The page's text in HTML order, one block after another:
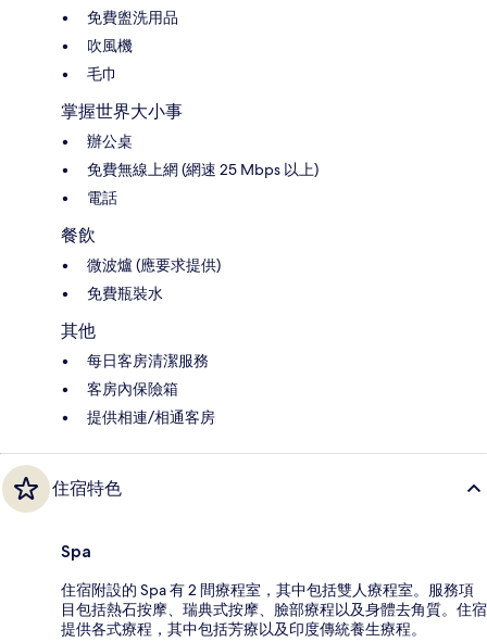
免費盥洗用品
吹風機
毛巾
掌握世界大小事
辦公桌
免費無線上網 (網速 25 Mbps 以上)
電話
餐飲
微波爐 (應要求提供)
免費瓶裝水
其他
每日客房清潔服務
客房內保險箱
提供相連/相通客房
住宿特色
Spa
住宿附設的 Spa 有 2 間療程室，其中包括雙人療程室。服務項
目包括熱石按摩、瑞典式按摩、臉部療程以及身體去角質。住宿
提供各式療程，其中包括芳療以及印度傳統養生療程。